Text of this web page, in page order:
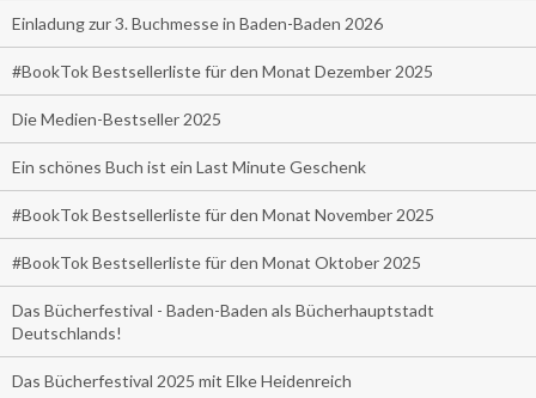
Einladung zur 3. Buchmesse in Baden-Baden 2026
#BookTok Bestsellerliste für den Monat Dezember 2025
Die Medien-Bestseller 2025
Ein schönes Buch ist ein Last Minute Geschenk
#BookTok Bestsellerliste für den Monat November 2025
#BookTok Bestsellerliste für den Monat Oktober 2025
Das Bücherfestival - Baden-Baden als Bücherhauptstadt
Deutschlands!
Das Bücherfestival 2025 mit Elke Heidenreich